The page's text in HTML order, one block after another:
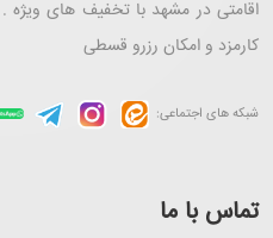
کارمزد و امکان رزرو قسطی
شبکه های اجتماعی:
تماس با ما